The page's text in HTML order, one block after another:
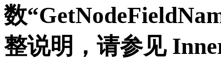
数
整说明，请参见